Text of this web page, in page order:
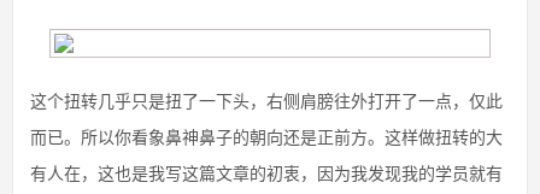
这个扭转几乎只是扭了一下头，右侧肩膀往外打开了一点，仅此
而已。所以你看象鼻神鼻子的朝向还是正前方。这样做扭转的大
有人在，这也是我写这篇文章的初衷，因为我发现我的学员就有